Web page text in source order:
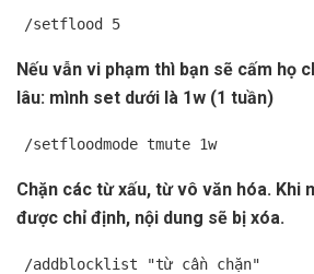
/setflood 5
Nếu vẫn vi phạm thì bạn sẽ cấm họ
lâu: mình set dưới là 1w (1 tuần)
/setfloodmode tmute 1w
Chặn các từ xấu, từ vô văn hóa. Khi
được chỉ định, nội dung sẽ bị xóa.
/addblocklist "từ cần chặn"